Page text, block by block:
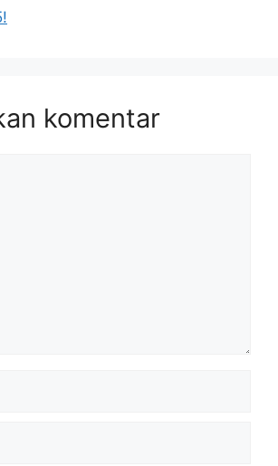
komentar